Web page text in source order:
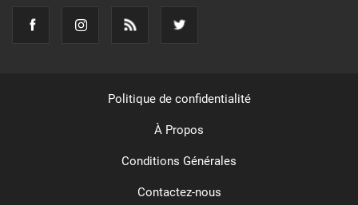
Politique de confidentialité
À Propos
Conditions Générales
Contactez-nous